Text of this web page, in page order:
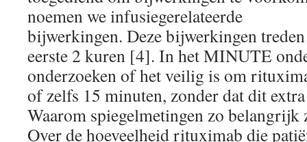
noemen we infusiegerelateerde
bijwerkingen. Deze bijwerkingen
eerste 2 kuren [4]. In het MINUTE
onderzoeken of het veilig is om
of zelfs 15 minuten, zonder dat dit
Waarom spiegelmetingen zo belangrijk
Over de hoeveelheid rituximab die